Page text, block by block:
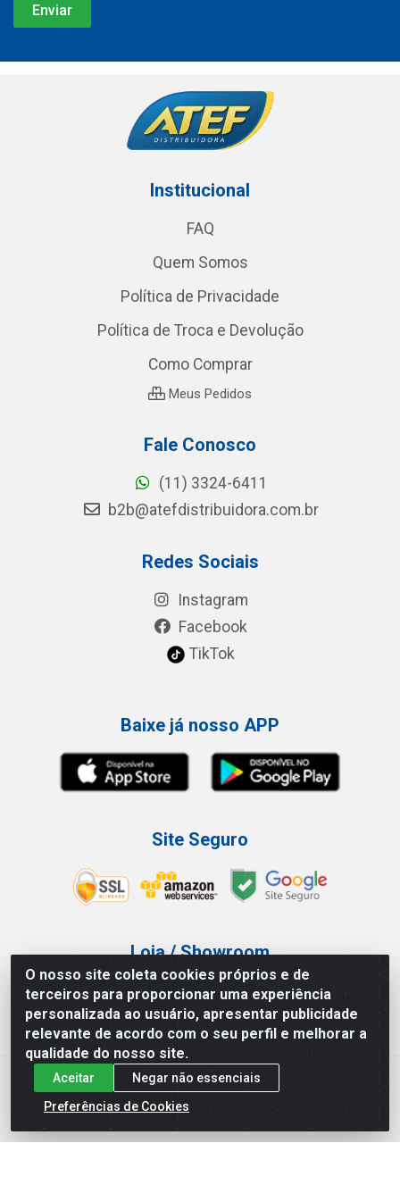
O nosso site coleta cookies próprios e de
terceiros para proporcionar uma experiência
personalizada ao usuário, apresentar publicidade
relevante de acordo com o seu perfil e melhorar a
qualidade do nosso site.
Aceitar
Negar não essenciais
Preferências de Cookies
Institucional
FAQ
Quem Somos
Política de Privacidade
Política de Troca e Devolução
Como Comprar
Meus Pedidos
Fale Conosco
(11) 3324-6411
b2b@atefdistribuidora.com.br
Redes Sociais
Instagram
Facebook
TikTok
Baixe já nosso APP
Site Seguro
Loja / Showroom
Tel.: (11) 3227-0546
Av Vautier, 587/597 - Pari - São Paulo/SP
Atef Distribuidora LTDA - Av. Vautier, 585/597 - Pari - São
Paulo/SP - CEP 03.032-000 - CNPJ 27.717.135/0001-29